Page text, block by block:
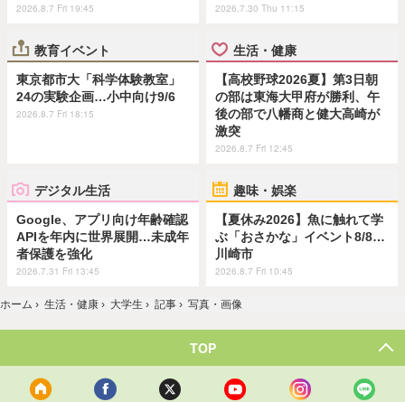
2026.8.7 Fri 19:45 2026.7.30 Thu 11:15
教育イベント
東京都市大「科学体験教室」
24の実験企画…小中向け9/6
2026.8.7 Fri 18:15
生活・健康
【高校野球2026夏】第3日朝
の部は東海大甲府が勝利、午
後の部で八幡商と健大高崎が
激突
2026.8.7 Fri 12:45
デジタル生活
Google、アプリ向け年齢確認
APIを年内に世界展開…未成年
者保護を強化
2026.7.31 Fri 13:45
趣味・娯楽
【夏休み2026】魚に触れて学
ぶ「おさかな」イベント8/8…
川崎市
2026.8.7 Fri 10:45
ホーム › 生活・健康 › 大学生 › 記事 › 写真・画像
TOP